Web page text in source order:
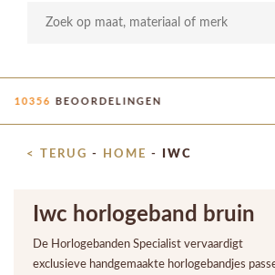
SHOWROOM IN
< TERUG - HOME - IWC
Iwc horlogeband bruin
De Horlogebanden Specialist vervaardigt
exclusieve handgemaakte horlogebandjes